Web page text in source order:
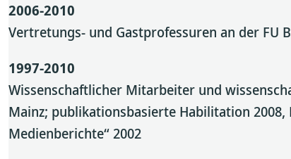
2006-2010
Vertretungs- und Gastprofessuren an der FU
1997-2010
Wissenschaftlicher Mitarbeiter und
Mainz; publikationsbasierte Habilitation
Medienberichte“ 2002